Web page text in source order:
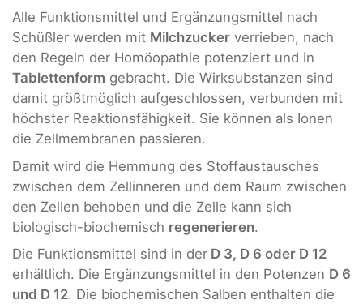
Alle Funktionsmittel und Ergänzungsmittel nach
Schüßler werden mit Milchzucker verrieben, nach
den Regeln der Homöopathie potenziert und in
Tablettenform gebracht. Die Wirksubstanzen sind
damit größtmöglich aufgeschlossen, verbunden mit
höchster Reaktionsfähigkeit. Sie können als Ionen
die Zellmembranen passieren.
Damit wird die Hemmung des Stoffaustausches
zwischen dem Zellinneren und dem Raum zwischen
den Zellen behoben und die Zelle kann sich
biologisch-biochemisch regenerieren.
Die Funktionsmittel sind in der D 3, D 6 oder D 12
erhältlich. Die Ergänzungsmittel in den Potenzen D 6
und D 12. Die biochemischen Salben enthalten die